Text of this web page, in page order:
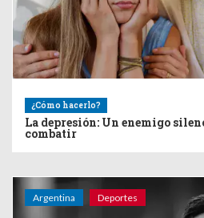
¿Cómo hacerlo?
La depresión: Un enemigo
combatir
Argentina Deportes